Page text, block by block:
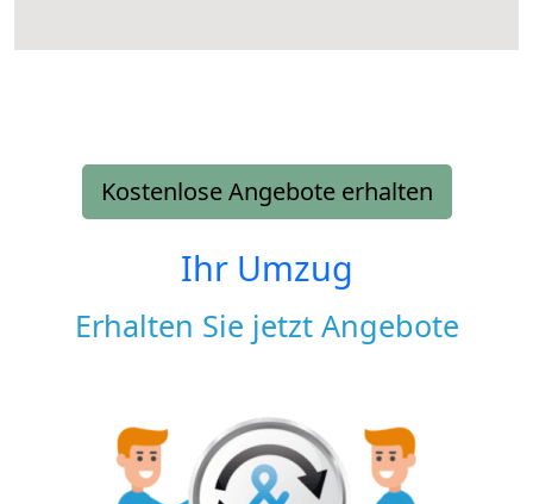
Kostenlose Angebote erhalten
Ihr Umzug
Erhalten Sie jetzt Angebote